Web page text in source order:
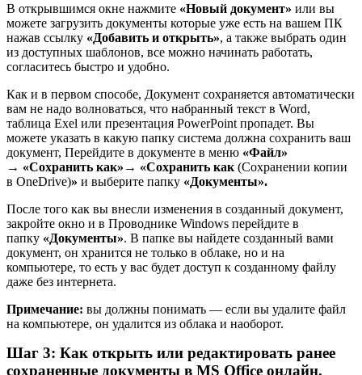
В открывшимся окне нажмите «Новый документ» или вы
можете загрузить документы которые уже есть на вашем ПК
нажав ссылку «Добавить и открыть», а также выбрать один
из доступных шаблонов, все можно начинать работать,
согласитесь быстро и удобно.
Как и в первом способе, Документ сохраняется автоматически
вам не надо волноваться, что набранный текст в Word,
таблица Exel или презентация PowerPoint пропадет. Вы
можете указать в какую папку система должна сохранить ваш
документ, Перейдите в документе в меню «Файл»
→ «Сохранить как» → «Сохранить как (Сохранении копии
в OneDrive)» и выберите папку «Документы».
После того как вы внесли изменения в созданный документ,
закройте окно и в Проводнике Windows перейдите в
папку «Документы». В папке вы найдете созданный вами
документ, он хранится не только в облаке, но и на
компьютере, то есть у вас будет доступ к созданному файлу
даже без интернета.
Примечание: вы должны понимать — если вы удалите файл
на компьютере, он удалится из облака и наоборот.
Шаг 3: Как открыть или редактировать ранее
сохраненные документы в MS Office онлайн.